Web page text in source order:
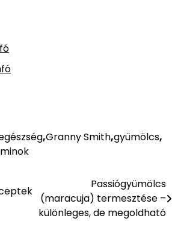
,Granny Smith,gyümölcs,
Passiógyümölcs
(maracuja) termesztése –
különleges, de megoldható